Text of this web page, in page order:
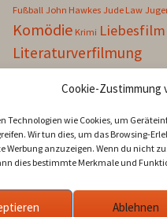
Cookie-Zustimmung
Technologien wie Cookies, um
Wir tun dies, um das Browsing-
Werbung anzuzeigen. Wenn du nicht
dies bestimmte Merkmale und
Ablehnen
Fußball John Hawkes Jude Law
Komödie Krimi Liebesfilm
Literaturverfilmung
Lukas GregorowiczMatt Damon
Moritz Bleibtreu Musik Märchen
Prequel Robert Stadlober
Romantische Komödie
SchwedenScience
Sport Stellan Skarsgård Thriller Udo